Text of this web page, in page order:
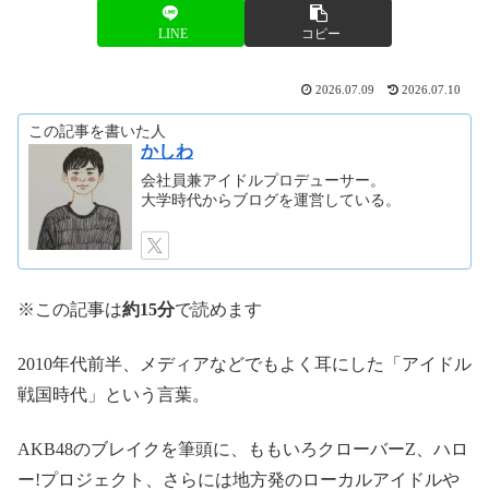
LINE コピー
2026.07.09 2026.07.10
この記事を書いた人
かしわ
会社員兼アイドルプロデューサー。
大学時代からブログを運営している。
※この記事は約15分で読めます
2010年代前半、メディアなどでもよく耳にした「アイドル
戦国時代」という言葉。
AKB48のブレイクを筆頭に、ももいろクローバーZ、ハロ
ー!プロジェクト、さらには地方発のローカルアイドルや